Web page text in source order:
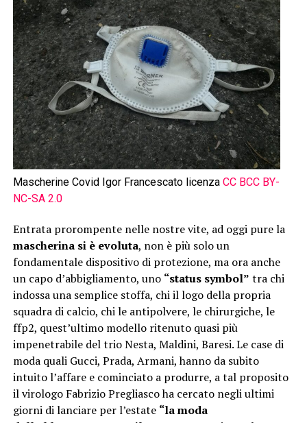
Mascherine Covid Igor Francescato licenza CC BCC BY-
NC-SA 2.0
Entrata prorompente nelle nostre vite, ad oggi pure la
mascherina si è evoluta, non è più solo un
fondamentale dispositivo di protezione, ma ora anche
un capo d’abbigliamento, uno “status symbol” tra chi
indossa una semplice stoffa, chi il logo della propria
squadra di calcio, chi le antipolvere, le chirurgiche, le
ffp2, quest’ultimo modello ritenuto quasi più
impenetrabile del trio Nesta, Maldini, Baresi. Le case di
moda quali Gucci, Prada, Armani, hanno da subito
intuito l’affare e cominciato a produrre, a tal proposito
il virologo Fabrizio Pregliasco ha cercato negli ultimi
giorni di lanciare per l’estate “la moda